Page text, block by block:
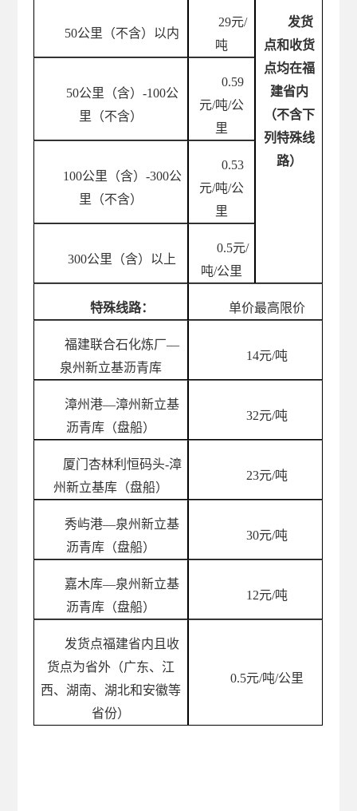
50公里（不含）以内
29元/
吨
发货
点和收货
点均在福
建省内
（不含下
列特殊线
路）
50公里（含）-100公
里（不含）
0.59
元/吨/公
里
100公里（含）-300公
里（不含）
0.53
元/吨/公
里
300公里（含）以上
0.5元/
吨/公里
特殊线路： 单价最高限价
福建联合石化炼厂—
泉州新立基沥青库
14元/吨
漳州港—漳州新立基
沥青库（盘船）
32元/吨
厦门杏林利恒码头-漳
州新立基库（盘船）
23元/吨
秀屿港—泉州新立基
沥青库（盘船）
30元/吨
嘉木库—泉州新立基
沥青库（盘船）
12元/吨
发货点福建省内且收
货点为省外（广东、江
西、湖南、湖北和安徽等
省份）
0.5元/吨/公里